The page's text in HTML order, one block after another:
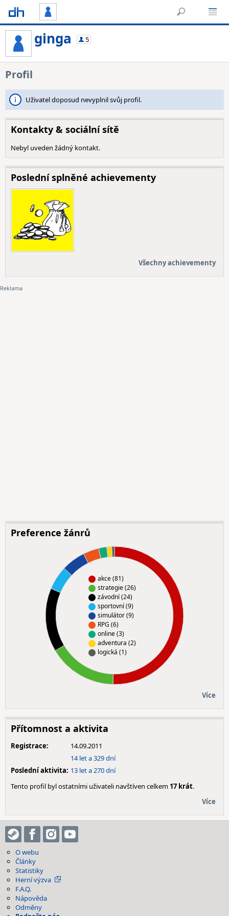
ginga 5
Profil
Uživatel doposud nevyplnil svůj profil.
Kontakty & sociální sítě
Nebyl uveden žádný kontakt.
Poslední splněné achievementy
Všechny achievementy
Preference žánrů
akce (81)
strategie (26)
závodní (24)
sportovní (9)
simulátor (9)
RPG (6)
online (3)
adventura (2)
logická (1)
Více
Přítomnost a aktivita
Registrace:
14.09.2011
14 let a 329 dní
Poslední aktivita: 13 let a 270 dní
Tento profil byl ostatními uživateli navštíven celkem 17 krát.
Více
O webu
Články
Statistiky
Herní výzva
F.A.Q.
Nápověda
Odměny